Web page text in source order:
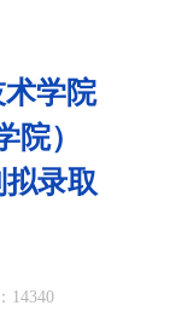
学院
院）
录取
14340